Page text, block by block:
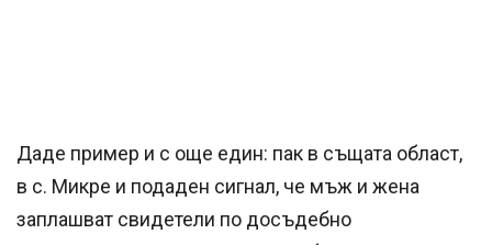
Даде пример и с още един: пак в същата област,
в с. Микре и подаден сигнал, че мъж и жена
заплашват свидетели по досъдебно